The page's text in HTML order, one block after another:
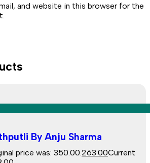
and website in this browser for the
By Anju Sharma
price was: ₹350.00. 263.00Current